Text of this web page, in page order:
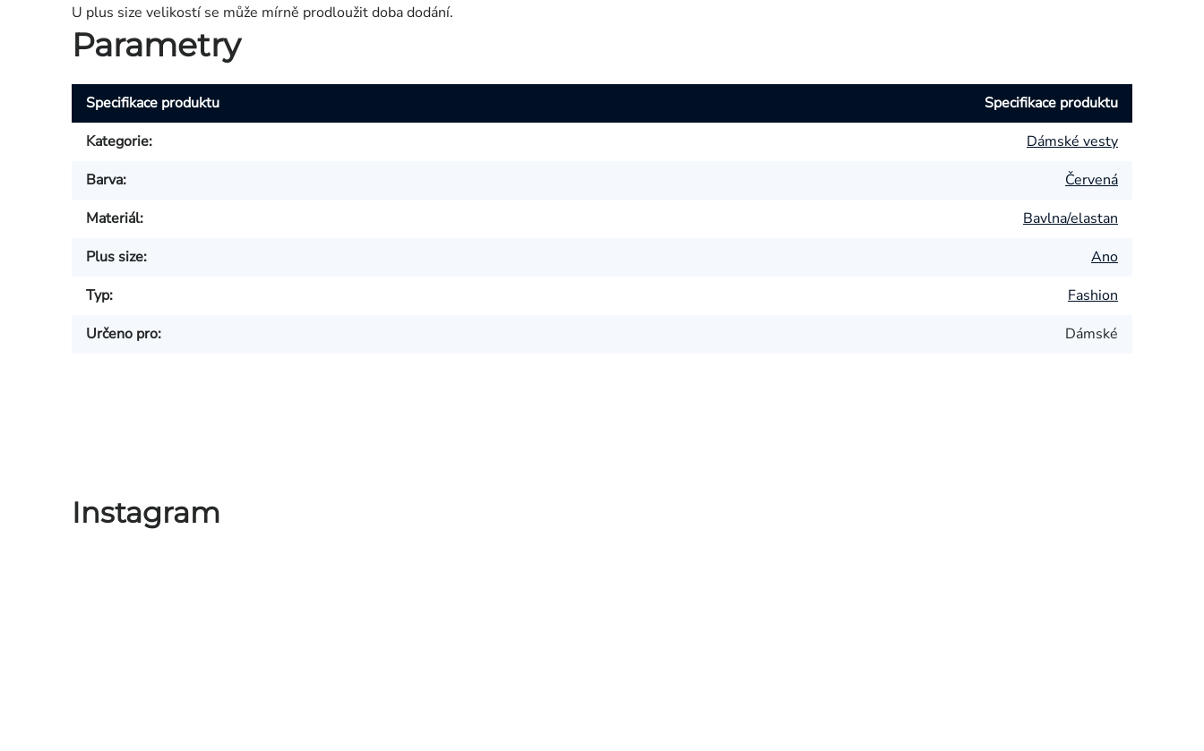
U plus size velikostí se může mírně prodloužit doba dodání.
Parametry
Specifikace produktu
Specifikace produktu
Kategorie:
Dámské vesty
Barva:
Červená
Materiál:
Bavlna/elastan
Plus size:
Ano
Typ:
Fashion
Určeno pro: Dámské
Instagram